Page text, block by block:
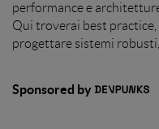
performance e
Qui troverai best practice,
progettare sistemi
Sponsored by